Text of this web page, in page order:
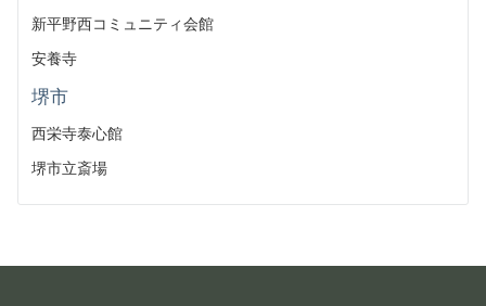
新平野西コミュニティ会館
安養寺
堺市
西栄寺泰心館
堺市立斎場